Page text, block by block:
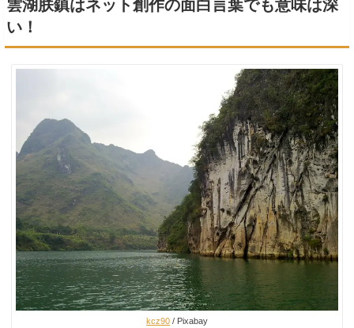
雲湖朕鎮はネット創作の面白言葉でも意味は深
い！
kcz90 / Pixabay